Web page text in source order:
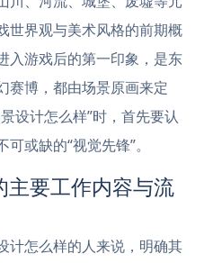
世界观与美术风格的前期概
入游戏后的第一印象，是东
赛博，都由场景原画来定
设计怎么样”时，首先要认
或缺的“视觉先锋”。
主要工作内容与流
计怎么样的人来说，明确其